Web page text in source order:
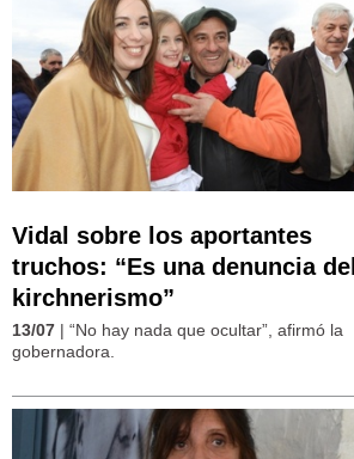
Vidal sobre los aportantes
truchos: “Es una denuncia del
kirchnerismo”
13/07 | “No hay nada que ocultar”, afirmó la
gobernadora.